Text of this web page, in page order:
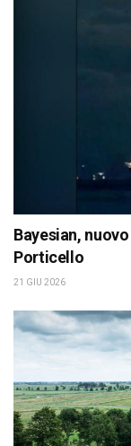
Bayesian,
Porticello
21 GIU 2026